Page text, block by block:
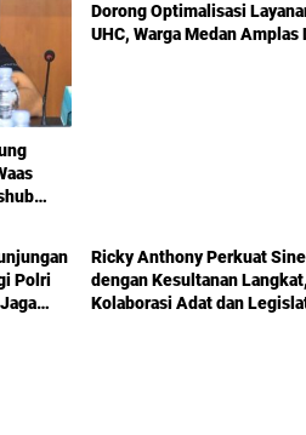
Dorong Optimalisasi
UHC, Warga Medan Amplas
Polri
Ricky Anthony Perkuat
dengan Kesultanan Langkat,
Kolaborasi Adat dan